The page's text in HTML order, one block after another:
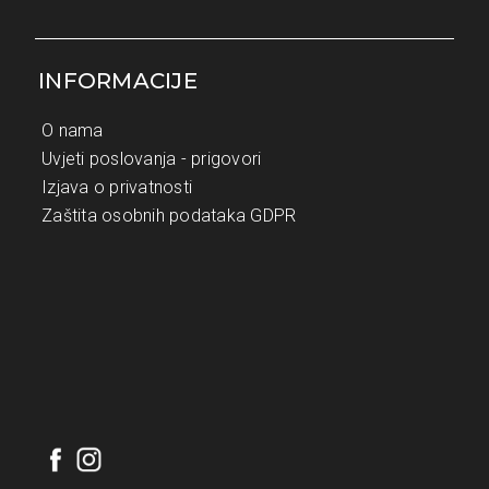
INFORMACIJE
O nama
Uvjeti poslovanja - prigovori
Izjava o privatnosti
Zaštita osobnih podataka GDPR